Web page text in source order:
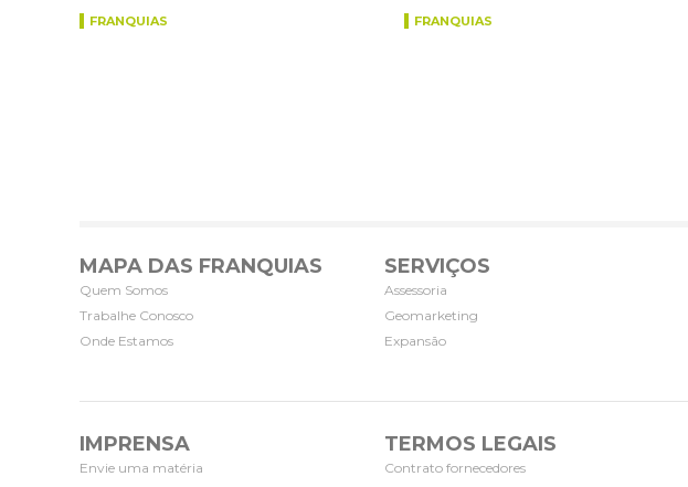
FRANQUIAS FRANQUIAS
MAPA DAS FRANQUIAS
Quem Somos
Trabalhe Conosco
Onde Estamos
SERVIÇOS
Assessoria
Geomarketing
Expansão
IMPRENSA
Envie uma matéria
TERMOS LEGAIS
Contrato fornecedores